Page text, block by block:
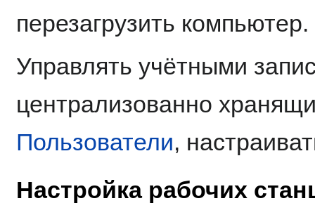
перезагрузить компьютер.
Управлять учётными
централизованно
Пользователи,
Настройка рабочих